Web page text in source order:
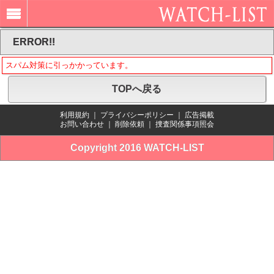
ERROR!!
スパム対策に引っかかっています。
TOPへ戻る
利用規約 プライバシーポリシー
広告掲載
お問い合わせ
削除依頼 捜査関係事項照会
Copyright 2016 WATCH-LIST